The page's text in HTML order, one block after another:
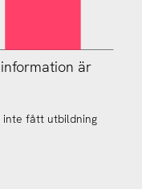
är
är
inte fått utbildning